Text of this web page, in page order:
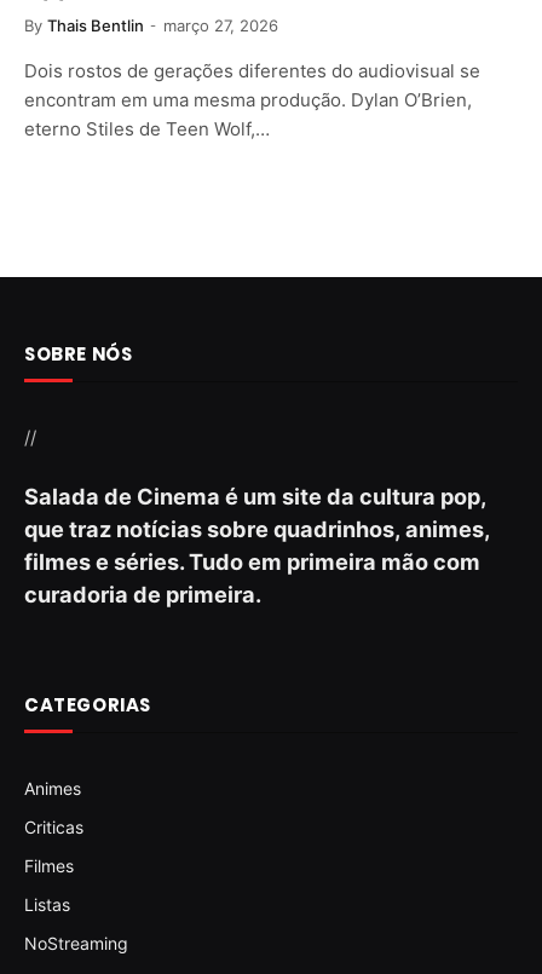
By Thais Bentlin março 27, 2026
Dois rostos de gerações diferentes do audiovisual se
encontram em uma mesma produção. Dylan O’Brien,
eterno Stiles de Teen Wolf,…
SOBRE NÓS
//
Salada de Cinema é um site da cultura pop,
que traz notícias sobre quadrinhos, animes,
filmes e séries. Tudo em primeira mão com
curadoria de primeira.
CATEGORIAS
Animes
Criticas
Filmes
Listas
NoStreaming